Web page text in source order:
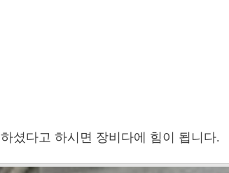
하셨다고 하시면 장비다에 힘이 됩니다.